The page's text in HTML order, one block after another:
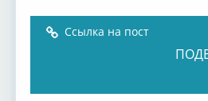
Ссылка на пост